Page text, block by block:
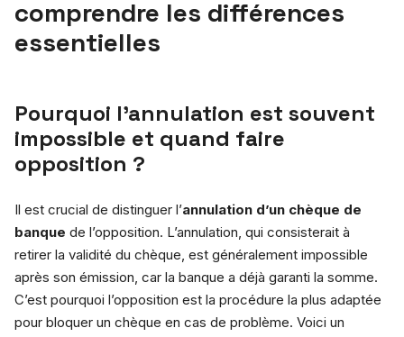
comprendre les différences
essentielles
Pourquoi l’annulation est souvent
impossible et quand faire
opposition ?
Il est crucial de distinguer l’annulation d’un chèque de
banque de l’opposition. L’annulation, qui consisterait à
retirer la validité du chèque, est généralement impossible
après son émission, car la banque a déjà garanti la somme.
C’est pourquoi l’opposition est la procédure la plus adaptée
pour bloquer un chèque en cas de problème. Voici un